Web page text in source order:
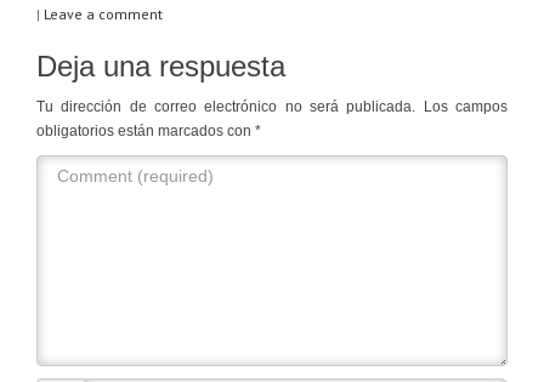
| Leave a comment
Deja una respuesta
Tu dirección de correo electrónico no será publicada.
Los campos
obligatorios están marcados con *